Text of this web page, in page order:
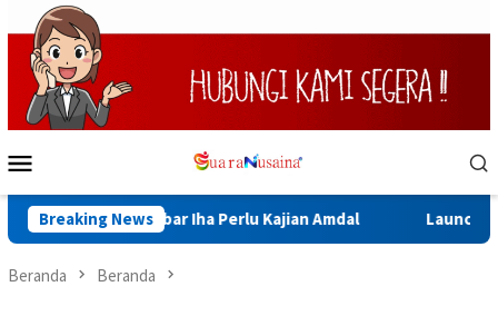
Loncat
ke
konten
Mobile
Breaking News
Sinabar Iha Perlu Kajian Amdal Launching
Beranda Beranda